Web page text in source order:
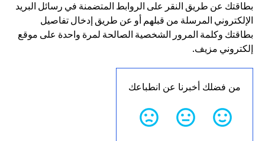
بطاقتك عن طريق النقر على الروابط المتضمنة في رسائل البريد
الإلكتروني المرسلة من قبلهم أو عن طريق إدخال تفاصيل
بطاقتك وكلمة المرور الشخصية الصالحة لمرة واحدة على موقع
إلكتروني مزيف.
من فضلك أخبرنا عن انطباعك